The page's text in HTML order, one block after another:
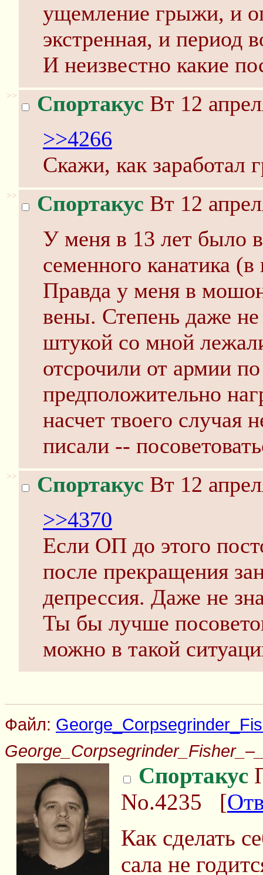
ущемление грыжи, и
экстренная, и период
И неизвестно какие
>> Спортакус Вт 12
>>4266
Скажи, как заработал
>> Спортакус Вт 12
У меня в 13 лет было
семенного канатика
Правда у меня в
вены. Степень даже
штукой со мной
отсрочили от армии
предположительно
насчет твоего случая
писали --
>> Спортакус Вт 12
>>4370
Если ОП до этого
после прекращения
депрессия. Даже не
Ты бы лучше
можно в такой
Файл:
Спортакус
No.4235 [
Как сделать
сала не